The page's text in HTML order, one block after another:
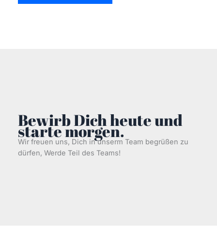
Bewirb Dich heute und
starte morgen.
Wir freuen uns, Dich in unserm Team begrüßen zu
dürfen, Werde Teil des Teams!